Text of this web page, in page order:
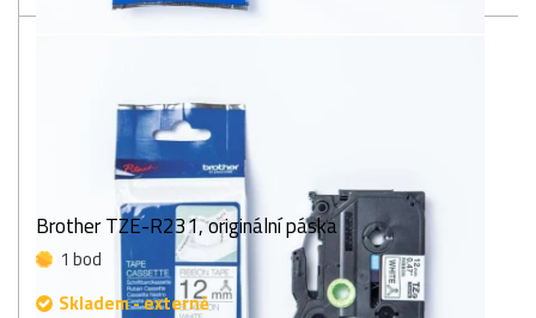
Brother TZE-R231, originální páska
1 bod
Skladem - externě